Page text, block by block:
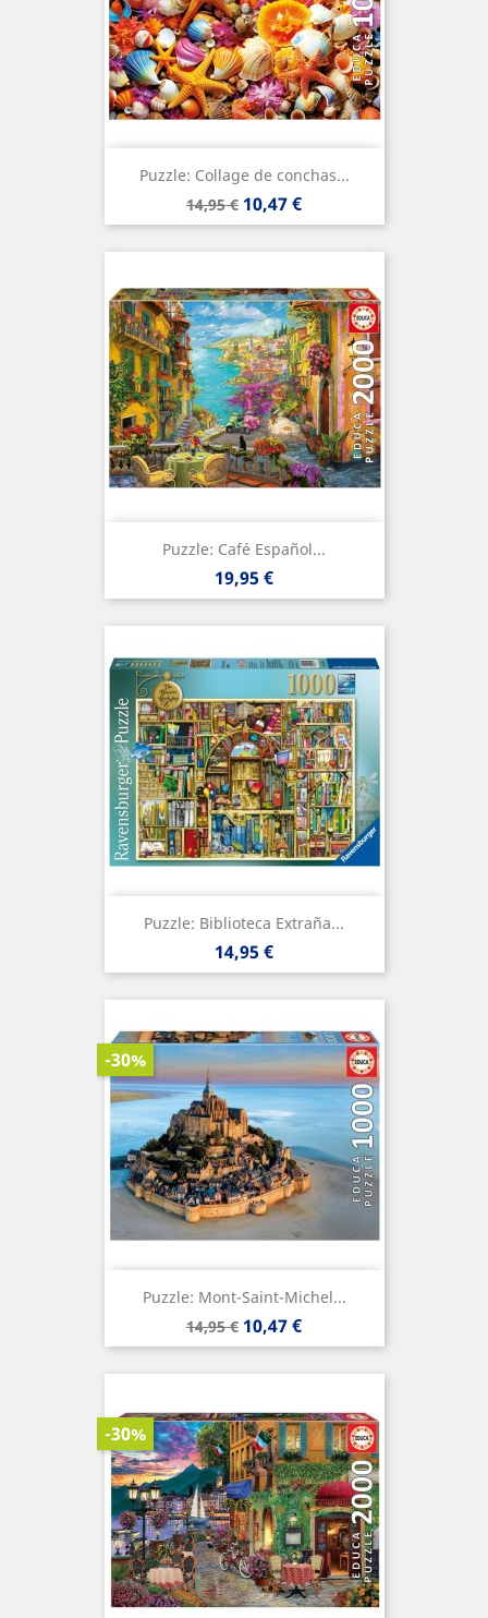
Puzzle: Collage de conchas...
Precio
base
14,95 € Precio
10,47 €
Puzzle: Café Español...
Precio
19,95 €
Puzzle: Biblioteca Extraña...
Precio
14,95 €
Puzzle: Mont-Saint-Michel...
Precio
base
14,95 €
-30%
Precio
10,47 €
-30%